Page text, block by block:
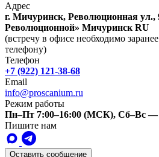
Адрес
г. Мичуринск, Революционная
Революционной» Мичуринск RU
(встречу в офисе необходимо
телефону)
Телефон
+7 (922) 121-38-68
Email
info@proscanium.ru
Режим работы
Пн–Пт 7:00–16:00 (МСК), Сб–Вс
Пишите нам
Оставить сообщение